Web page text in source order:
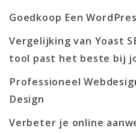
Goedkoop Een
Vergelijking van Yoast
tool past het beste bij
Professioneel
Design
Verbeter je online